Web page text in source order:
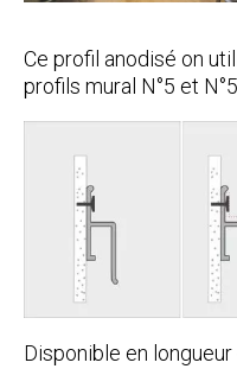
Ce profil anodisé on
profils mural N°5 et
Disponible en longueur